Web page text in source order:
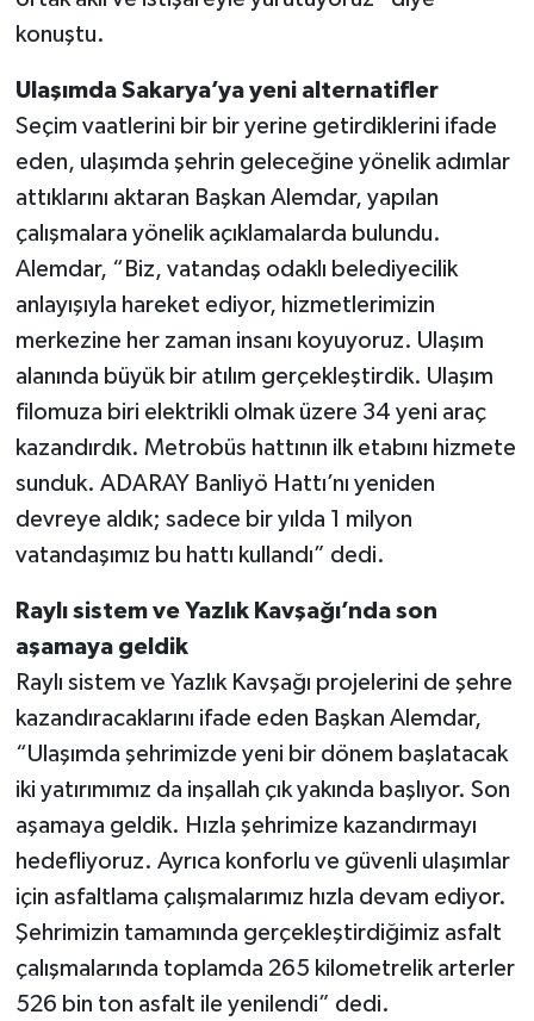
konuştu.
Ulaşımda Sakarya’ya yeni alternatifler
Seçim vaatlerini bir bir yerine getirdiklerini ifade
eden, ulaşımda şehrin geleceğine yönelik adımlar
attıklarını aktaran Başkan Alemdar, yapılan
çalışmalara yönelik açıklamalarda bulundu.
Alemdar, “Biz, vatandaş odaklı belediyecilik
anlayışıyla hareket ediyor, hizmetlerimizin
merkezine her zaman insanı koyuyoruz. Ulaşım
alanında büyük bir atılım gerçekleştirdik. Ulaşım
filomuza biri elektrikli olmak üzere 34 yeni araç
kazandırdık. Metrobüs hattının ilk etabını hizmete
sunduk. ADARAY Banliyö Hattı’nı yeniden
devreye aldık; sadece bir yılda 1 milyon
vatandaşımız bu hattı kullandı” dedi.
Raylı sistem ve Yazlık Kavşağı’nda son
aşamaya geldik
Raylı sistem ve Yazlık Kavşağı projelerini de şehre
kazandıracaklarını ifade eden Başkan Alemdar,
“Ulaşımda şehrimizde yeni bir dönem başlatacak
iki yatırımımız da inşallah çık yakında başlıyor. Son
aşamaya geldik. Hızla şehrimize kazandırmayı
hedefliyoruz. Ayrıca konforlu ve güvenli ulaşımlar
için asfaltlama çalışmalarımız hızla devam ediyor.
Şehrimizin tamamında gerçekleştirdiğimiz asfalt
çalışmalarında toplamda 265 kilometrelik arterler
526 bin ton asfalt ile yenilendi” dedi.